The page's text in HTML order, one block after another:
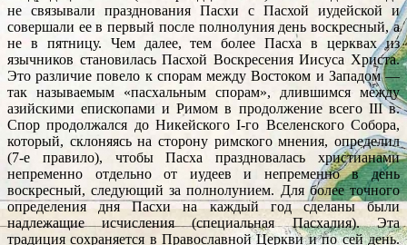
не связывали празднования Пасхи с Пасхой иудейской и
совершали ее в первый после полнолуния день воскресный, а
не в пятницу. Чем далее, тем более Пасха в церквах из
язычников становилась Пасхой Воскресения Иисуса Христа.
Это различие повело к спорам между Востоком и Западом —
так называемым «пасхальным спорам», длившимся между
азийскими епископами и Римом в продолжение всего III в.
Спор продолжался до Никейского I-го Вселенского Собора,
который, склоняясь на сторону римского мнения, определил
(7-е правило), чтобы Пасха праздновалась христианами
непременно отдельно от иудеев и непременно в день
воскресный, следующий за полнолунием. Для более точного
определения дня Пасхи на каждый год сделаны были
надлежащие исчисления (специальная Пасхалия). Эта
традиция сохраняется в Православной Церкви и по сей день.